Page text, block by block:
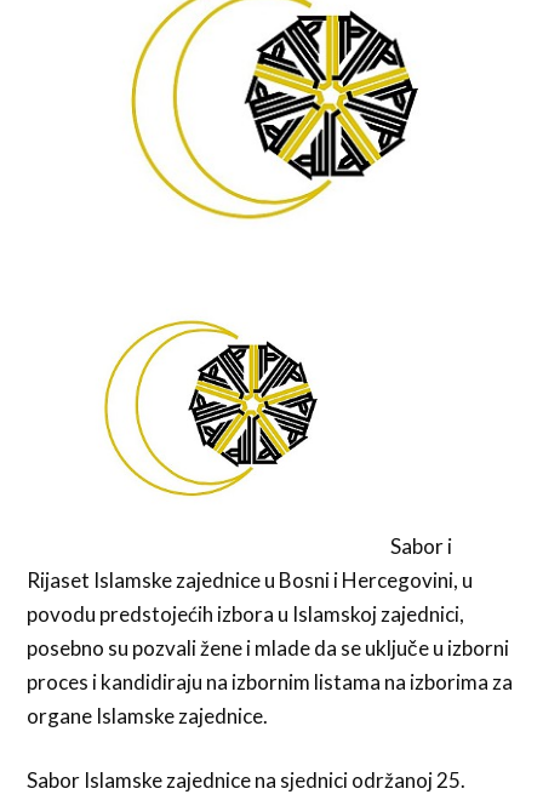
Sabor i
Rijaset Islamske zajednice u Bosni i Hercegovini, u
povodu predstojećih izbora u Islamskoj zajednici,
posebno su pozvali žene i mlade da se uključe u izborni
proces i kandidiraju na izbornim listama na izborima za
organe Islamske zajednice.
Sabor Islamske zajednice na sjednici održanoj 25.